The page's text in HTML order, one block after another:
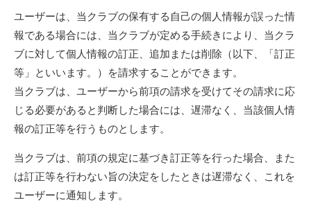
ユーザーは、当クラブの保有する自己の個人情報が誤った情
報である場合には、当クラブが定める手続きにより、当クラ
ブに対して個人情報の訂正、追加または削除（以下、「訂正
等」といいます。）を請求することができます。
当クラブは、ユーザーから前項の請求を受けてその請求に応
じる必要があると判断した場合には、遅滞なく、当該個人情
報の訂正等を行うものとします。
当クラブは、前項の規定に基づき訂正等を行った場合、また
は訂正等を行わない旨の決定をしたときは遅滞なく、これを
ユーザーに通知します。